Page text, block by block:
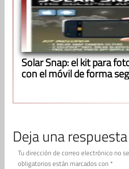
Solar Snap: el kit para
con el móvil de forma
Deja una respuesta
Tu dirección de correo electrónico no
obligatorios están marcados con *